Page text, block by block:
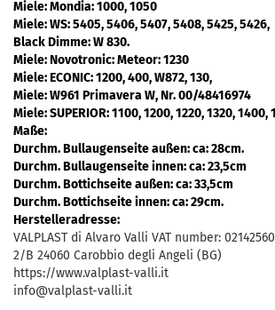
Miele: Mondia:1000, 1050
Miele: WS:5405, 5406, 5407, 5408, 5425, 5426,
Black Dimme: W830.
Miele: Novotronic: Meteor:1230
Miele: ECONIC: 1200, 400, W872, 130,
Miele:W961 Primavera W, Nr. 00/48416974
Miele: SUPERIOR: 1100, 1200, 1220, 1320, 1400,
Maße:
Durchm. Bullaugenseite außen: ca: 28cm.
Durchm. Bullaugenseite innen: ca: 23,5cm
Durchm. Bottichseite außen: ca: 33,5cm
Durchm. Bottichseite innen: ca: 29cm.
Herstelleradresse:
VALPLAST di Alvaro Valli VAT number:
2/B 24060 Carobbio degli Angeli (BG)
https://www.valplast-valli.it
info@valplast-valli.it